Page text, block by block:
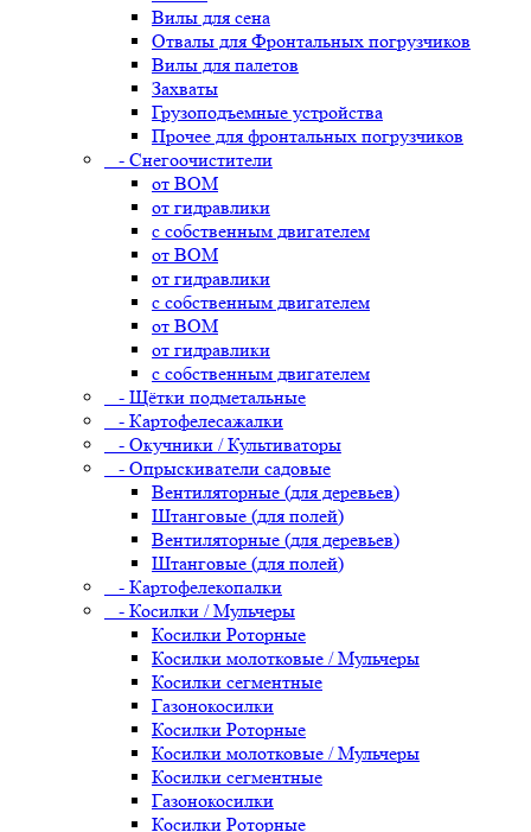
Вилы для сена
Отвалы для Фронтальных погрузчиков
Вилы для палетов
Захваты
Грузоподъемные устройства
Прочее для фронтальных погрузчиков
- Снегоочистители
от ВОМ
от гидравлики
с собственным двигателем
от ВОМ
от гидравлики
с собственным двигателем
от ВОМ
от гидравлики
с собственным двигателем
- Щётки подметальные
- Картофелесажалки
- Окучники / Культиваторы
- Опрыскиватели садовые
Вентиляторные (для деревьев)
Штанговые (для полей)
Вентиляторные (для деревьев)
Штанговые (для полей)
- Картофелекопалки
- Косилки / Мульчеры
Косилки Роторные
Косилки молотковые / Мульчеры
Косилки сегментные
Газонокосилки
Косилки Роторные
Косилки молотковые / Мульчеры
Косилки сегментные
Газонокосилки
Косилки Роторные